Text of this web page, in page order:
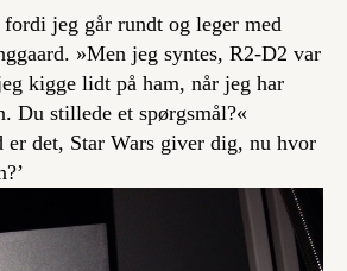
jeg går rundt og leger med
»Men jeg syntes, R2-D2 var
kigge lidt på ham, når jeg har
Du stillede et spørgsmål?«
er det, Star Wars giver dig, nu hvor